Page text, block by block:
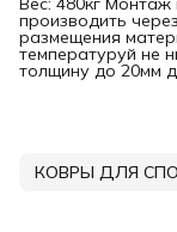
производить
размещения
температуруй не
толщину до 20мм